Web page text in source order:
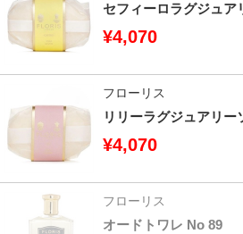
セフィーロラグジュア
¥4,070
フローリス
リリーラグジュアリー
¥4,070
フローリス
オードトワレ No 89